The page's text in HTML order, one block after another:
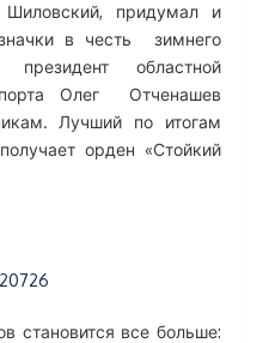
придумал и
в честь зимнего
областной
Олег Отченашев
Лучший по итогам
орден «Стойкий
становится все больше: